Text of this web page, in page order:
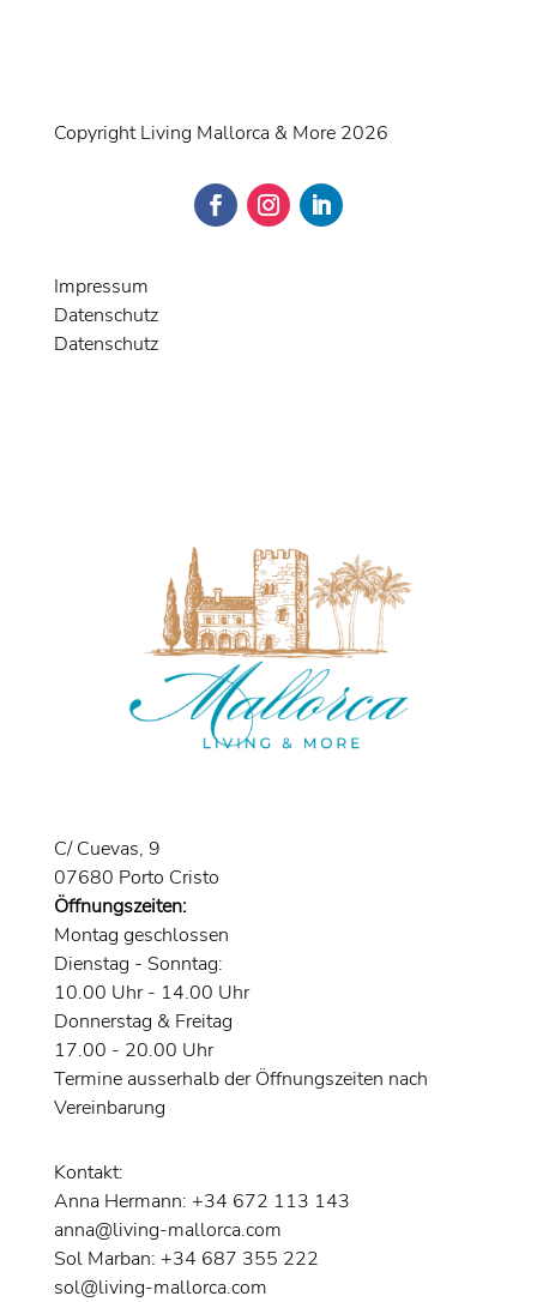
Copyright Living Mallorca & More 2026
Impressum
Datenschutz
Datenschutz
C/ Cuevas, 9
07680 Porto Cristo
Öffnungszeiten:
Montag geschlossen
Dienstag - Sonntag:
10.00 Uhr - 14.00 Uhr
Donnerstag & Freitag
17.00 - 20.00 Uhr
Termine ausserhalb der Öffnungszeiten nach
Vereinbarung
Kontakt:
Anna Hermann: +34 672 113 143
anna@living-mallorca.com
Sol Marban: +34 687 355 222
sol@living-mallorca.com